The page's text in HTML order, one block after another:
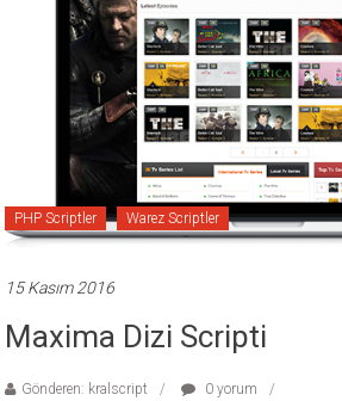
PHP Scriptler Warez Scriptler
15 Kasım 2016
Maxima Dizi Scripti
Gönderen: kralscript
0 yorum